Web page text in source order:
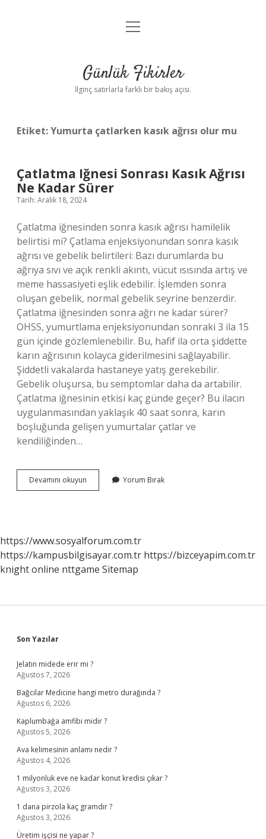
Anasayfa
Yasal Uyarı
menüyü
Günlük Fikirler
İlginç satırlarla farklı bir bakış açısı.
Etiket:Yumurta çatlarken kasık ağrısı olur mu
Çatlatma Iğnesi Sonrası Kasık Ağrısı
Ne Kadar Sürer
Tarih: Aralık 18, 2024
Çatlatma iğnesinden sonra kasık ağrısı hamilelik
belirtisi mi? Çatlama enjeksiyonundan sonra kasık
ağrısı ve gebelik belirtileri: Bazı durumlarda bu
ağrıya sıvı ve açık renkli akıntı, vücut ısısında artış ve
meme hassasiyeti eşlik edebilir. İşlemden sonra
oluşan gebelik, normal gebelik seyrine benzerdir.
Çatlatma iğnesinden sonra ağrı ne kadar sürer?
OHSS, yumurtlama enjeksiyonundan sonraki 3 ila 15
gün içinde gözlemlenebilir. Bu, hafif ila orta şiddette
karın ağrısının kolayca giderilmesini sağlayabilir.
Şiddetli vakalarda hastaneye yatış gerekebilir.
Gebelik oluşursa, bu semptomlar daha da artabilir.
Çatlatma iğnesinin etkisi kaç günde geçer? Bu ilacın
uygulanmasından yaklaşık 40 saat sonra, karın
boşluğunda gelişen yumurtalar çatlar ve
kendiliğinden…
Devamını okuyun Çatlatma
Iğnesi
Kadar
Sürer
Yorum Bırak
https://www.sosyalforum.com.tr
https://kampusbilgisayar.com.tr https://bizceyapim.com.tr
knight online nttgame Sitemap
Sidebar
Son Yazılar
Jelatin midede erir mi ?
Ağustos 7, 2026
Bağcılar Medicine hangi metro durağında ?
Ağustos 6, 2026
Kaplumbağa amfibi midir ?
Ağustos 5, 2026
Ava kelimesinin anlamı nedir ?
Ağustos 4, 2026
1 milyonluk eve ne kadar konut kredisi çıkar ?
Ağustos 3, 2026
1 dana pirzola kaç gramdır ?
Ağustos 3, 2026
Üretim işçisi ne yapar ?